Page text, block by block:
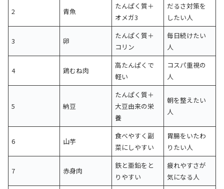
2 青魚
たんぱく質＋
オメガ3
だるさ対策を
したい人
3 卵
たんぱく質＋
コリン
毎日続けたい
人
4 鶏むね肉
高たんぱくで
軽い
コスパ重視の
人
5 納豆
たんぱく質＋
大豆由来の栄
養
朝を整えたい
人
6 山芋
食べやすく副
菜にしやすい
胃腸をいたわ
りたい人
7 赤身肉
鉄と亜鉛をと
りやすい
疲れやすさが
気になる人